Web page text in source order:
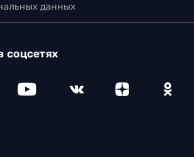
данных
соцсетях